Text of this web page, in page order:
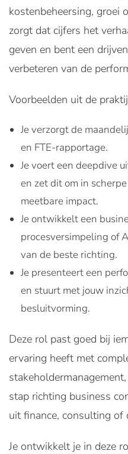
kostenbeheersing, groei
zorgt dat cijfers het
geven en bent een
verbeteren van de
Voorbeelden uit de
Je verzorgt de
en FTE-rapportage.
Je voert een deepdive
en zet dit om in
meetbare impact.
Je ontwikkelt een
procesversimpeling of
van de beste richting.
Je presenteert een
en stuurt met jouw
besluitvorming.
Deze rol past goed bij
ervaring heeft met
stap richting business
uit finance, consulting of
Je ontwikkelt je in deze